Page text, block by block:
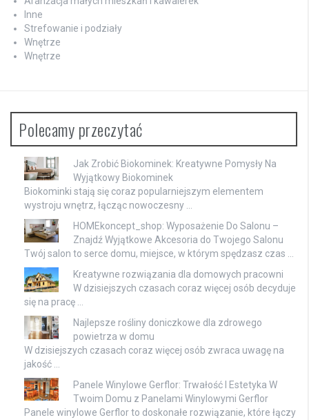
Inne
Strefowanie i podziały
Wnętrze
Wnętrze
Polecamy przeczytać
Jak Zrobić Biokominek: Kreatywne Pomysły Na
Wyjątkowy Biokominek
Biokominki stają się coraz popularniejszym elementem
wystroju wnętrz, łącząc nowoczesny …
HOMEkoncept_shop: Wyposażenie Do Salonu –
Znajdź Wyjątkowe Akcesoria do Twojego Salonu
Twój salon to serce domu, miejsce, w którym spędzasz czas …
Kreatywne rozwiązania dla domowych pracowni
W dzisiejszych czasach coraz więcej osób decyduje
się na pracę …
Najlepsze rośliny doniczkowe dla zdrowego
powietrza w domu
W dzisiejszych czasach coraz więcej osób zwraca uwagę na
jakość …
Panele Winylowe Gerflor: Trwałość I Estetyka W
Twoim Domu z Panelami Winylowymi Gerflor
Panele winylowe Gerflor to doskonałe rozwiązanie, które łączy